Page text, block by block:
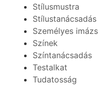
Stílusmustra
Stílustanácsadás
Személyes imázs
Színek
Színtanácsadás
Testalkat
Tudatosság